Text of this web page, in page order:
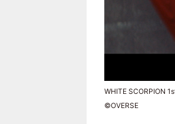
WHITE SCORPION
©OVERSE